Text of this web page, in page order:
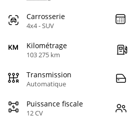
Carrosserie
4x4 - SUV
Kilométrage
103 275 km
Transmission
Automatique
Puissance fiscale
12 CV